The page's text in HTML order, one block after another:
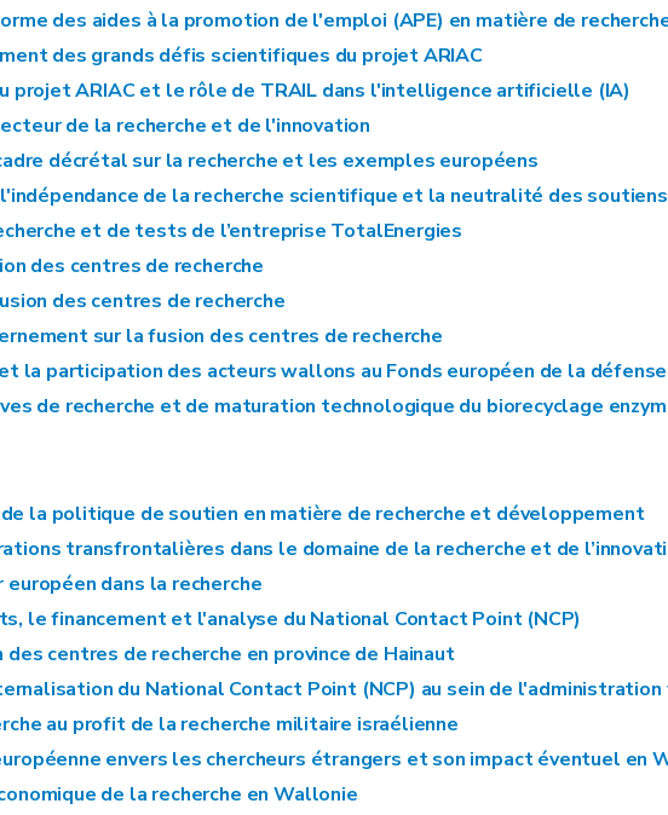
des aides à la promotion de l'emploi (APE) en matière de
des grands défis scientifiques du projet ARIAC
projet ARIAC et le rôle de TRAIL dans l'intelligence artificielle (IA)
de la recherche et de l'innovation
décrétal sur la recherche et les exemples européens
de la recherche scientifique et la neutralité des
et de tests de l’entreprise TotalEnergies
des centres de recherche
des centres de recherche
sur la fusion des centres de recherche
la participation des acteurs wallons au Fonds européen de la défense
de recherche et de maturation technologique du biorecyclage
la politique de soutien en matière de recherche et développement
transfrontalières dans le domaine de la recherche et de
européen dans la recherche
le financement et l'analyse du National Contact Point (NCP)
centres de recherche en province de Hainaut
du National Contact Point (NCP) au sein de
au profit de la recherche militaire israélienne
envers les chercheurs étrangers et son impact éventuel en
de la recherche en Wallonie